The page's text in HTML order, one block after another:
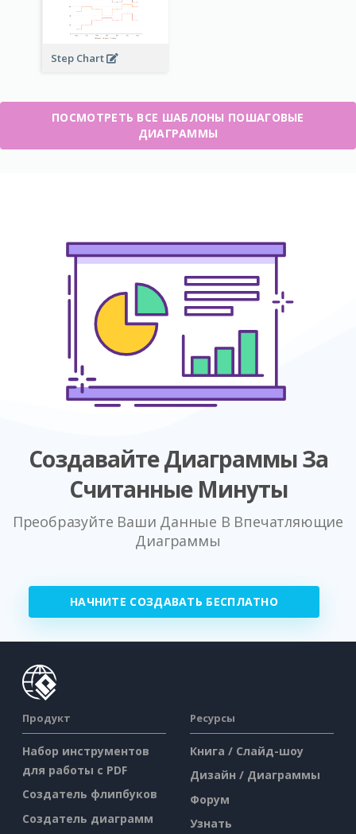
Step Chart
ПОСМОТРЕТЬ ВСЕ ШАБЛОНЫ ПОШАГОВЫЕ
ДИАГРАММЫ
Создавайте Диаграммы За
Считанные Минуты
Преобразуйте Ваши Данные В Впечатляющие
Диаграммы
НАЧНИТЕ СОЗДАВАТЬ БЕСПЛАТНО
Продукт
Набор инструментов
для работы с PDF
Создатель флипбуков
Создатель диаграмм
Ресурсы
Книга / Слайд-шоу
Дизайн / Диаграммы
Форум
Узнать